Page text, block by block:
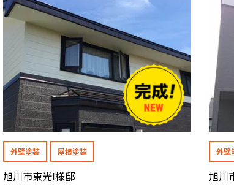
外壁塗装 屋根塗装
旭川市東光I様邸
外壁
旭川